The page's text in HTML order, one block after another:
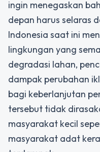
ingin menegaskan
depan harus selaras
Indonesia saat ini
lingkungan yang
degradasi lahan,
dampak perubahan
bagi keberlanjutan
tersebut tidak
masyarakat kecil
masyarakat adat